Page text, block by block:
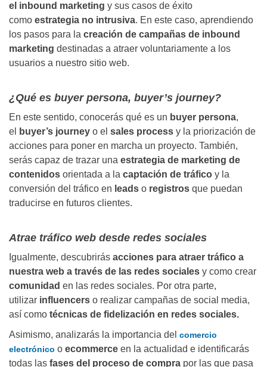
el inbound marketing y sus casos de éxito
como estrategia no intrusiva. En este caso, aprendiendo
los pasos para la creación de campañas de inbound
marketing destinadas a atraer voluntariamente a los
usuarios a nuestro sitio web.
¿Qué es buyer persona, buyer’s journey?
En este sentido, conocerás qué es un buyer persona,
el
buyer’s journey o el sales process y la priorización de
acciones para poner en marcha un proyecto. También,
serás capaz de trazar una estrategia de marketing de
contenidos orientada a la captación de tráfico y la
conversión del tráfico en leads o registros que puedan
traducirse en futuros clientes.
Atrae tráfico web desde redes sociales
Igualmente, descubrirás acciones para atraer tráfico a
nuestra web a través de las redes sociales y como crear
comunidad en las redes sociales. Por otra parte,
utilizar influencers o realizar campañas de social media,
así como técnicas de fidelización en redes sociales.
Asimismo, analizarás la importancia del comercio
electrónico o ecommerce en la actualidad e identificarás
todas las fases del proceso de compra por las que pasa